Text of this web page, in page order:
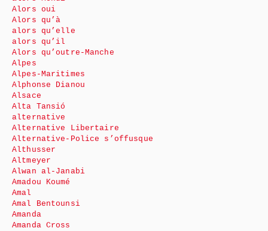
Alors oui
Alors qu’à
alors qu’elle
alors qu’il
Alors qu’outre-Manche
Alpes
Alpes-Maritimes
Alphonse Dianou
Alsace
Alta Tansió
alternative
Alternative Libertaire
Alternative-Police s’offusque
Althusser
Altmeyer
Alwan al-Janabi
Amadou Koumé
Amal
Amal Bentounsi
Amanda
Amanda Cross